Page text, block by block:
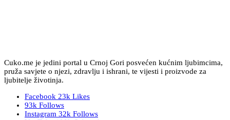
Cuko.me je jedini portal u Crnoj Gori posvećen kućnim ljubimcima,
pruža savjete o njezi, zdravlju i ishrani, te vijesti i proizvode za
ljubitelje životinja.
Facebook 23k Likes
93k Follows
Instagram 32k Follows